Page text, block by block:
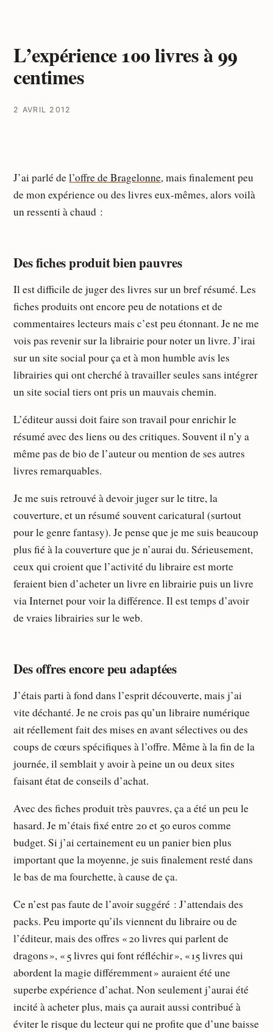
L’expérience 100 livres à 99
centimes
2 AVRIL 2012
J’ai parlé del’offre de Bragelonne, mais finalement peu
de mon expérience ou des livres eux-mêmes, alors voilà
un ressenti à chaud :
Des fiches produit bien pauvres
Il est difficile de juger des livres sur un bref résumé. Les
fiches produits ont encore peu de notations et de
commentaires lecteurs mais c’est peu étonnant. Je ne me
vois pas revenir sur la librairie pour noter un livre. J’irai
sur un site social pour ça et à mon humble avis les
librairies qui ont cherché à travailler seules sans intégrer
un site social tiers ont pris un mauvais chemin.
L’éditeur aussi doit faire son travail pour enrichir le
résumé avec des liens ou des critiques. Souvent il n’y a
même pas de bio de l’auteur ou mention de ses autres
livres remarquables.
Je me suis retrouvé à devoir juger sur le titre, la
couverture, et un résumé souvent caricatural (surtout
pour le genre fantasy). Je pense que je me suis beaucoup
plus fié à la couverture que je n’aurai du. Sérieusement,
ceux qui croient que l’activité du libraire est morte
feraient bien d’acheter un livre en librairie puis un livre
via Internet pour voir la différence. Il est temps d’avoir
de vraies librairies sur le web.
Des offres encore peu adaptées
J’étais parti à fond dans l’esprit découverte, mais j’ai
vite déchanté. Je ne crois pas qu’un libraire numérique
ait réellement fait des mises en avant sélectives ou des
coups de cœurs spécifiques à l’offre. Même à la fin de la
journée, il semblait y avoir à peine un ou deux sites
faisant état de conseils d’achat.
Avec des fiches produit très pauvres, ça a été un peu le
hasard. Je m’étais fixé entre 20 et 50 euros comme
budget. Si j’ai certainement eu un panier bien plus
important que la moyenne, je suis finalement resté dans
le bas de ma fourchette, à cause de ça.
Ce n’est pas faute de l’avoir suggéré : J’attendais des
packs. Peu importe qu’ils viennent du libraire ou de
l’éditeur, mais des offres « 20 livres qui parlent de
dragons », « 5 livres qui font réfléchir », « 15 livres qui
abordent la magie différemment » auraient été une
superbe expérience d’achat. Non seulement j’aurai été
incité à acheter plus, mais ça aurait aussi contribué à
éviter le risque du lecteur qui ne profite que d’une baisse